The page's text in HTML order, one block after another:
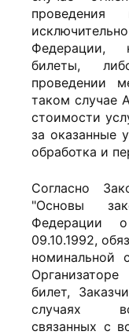
проведения
Федерации,
билеты,
проведении
таком случае
стоимости
за оказанные
обработка и
Согласно
"Основы
Федерации
09.10.1992,
номинальной
билет,
случаях
связанных с